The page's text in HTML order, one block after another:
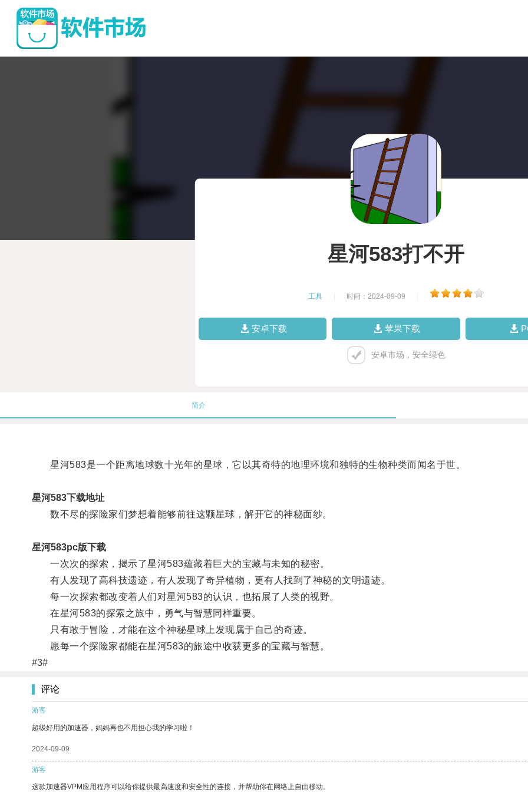
星河583打不开
工具 时间：2024-09-09
安卓下载 苹果下载
安卓市场，安全绿色
简介
星河583是一个距离地球数十光年的星球，它以其奇特的地理环境和独特的生物种类而闻名于世。
星河583下载地址
数不尽的探险家们梦想着能够前往这颗星球，解开它的神秘面纱。
星河583pc版下载
一次次的探索，揭示了星河583蕴藏着巨大的宝藏与未知的秘密。
有人发现了高科技遗迹，有人发现了奇异植物，更有人找到了神秘的文明遗迹。
每一次探索都改变着人们对星河583的认识，也拓展了人类的视野。
在星河583的探索之旅中，勇气与智慧同样重要。
只有敢于冒险，才能在这个神秘星球上发现属于自己的奇迹。
愿每一个探险家都能在星河583的旅途中收获更多的宝藏与智慧。
#3#
评论
游客
超级好用的加速器，妈妈再也不用担心我的学习啦！
2024-09-09
游客
这款加速器VPM应用程序可以给你提供最高速度和安全性的连接，并帮助你在网络上自由移动。